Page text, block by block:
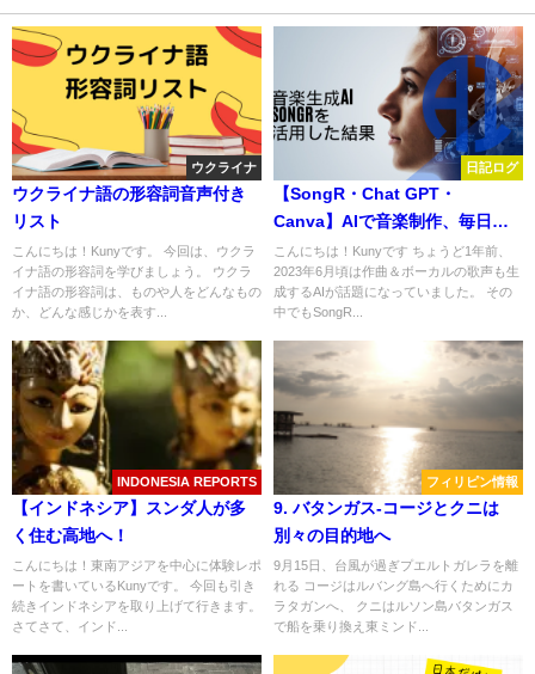
ウクライナ
ウクライナ語の形容詞音声付き
リスト
こんにちは！Kunyです。 今回は、ウクラ
イナ語の形容詞を学びましょう。 ウクラ
イナ語の形容詞は、ものや人をどんなもの
か、どんな感じかを表す...
日記ログ
【SongR・Chat GPT・
Canva】AIで音楽制作、毎日
youtubeに上げた結果！
こんにちは！Kunyです ちょうど1年前、
2023年6月頃は作曲＆ボーカルの歌声も生
成するAIが話題になっていました。 その
中でもSongR...
INDONESIA REPORTS
【インドネシア】スンダ人が多
く住む高地へ！
こんにちは！東南アジアを中心に体験レポ
ートを書いているKunyです。 今回も引き
続きインドネシアを取り上げて行きます。
さてさて、インド...
フィリピン情報
9. バタンガス-コージとクニは
別々の目的地へ
9月15日、台風が過ぎプエルトガレラを離
れる コージはルバング島へ行くためにカ
ラタガンへ、 クニはルソン島バタンガス
で船を乗り換え東ミンド...